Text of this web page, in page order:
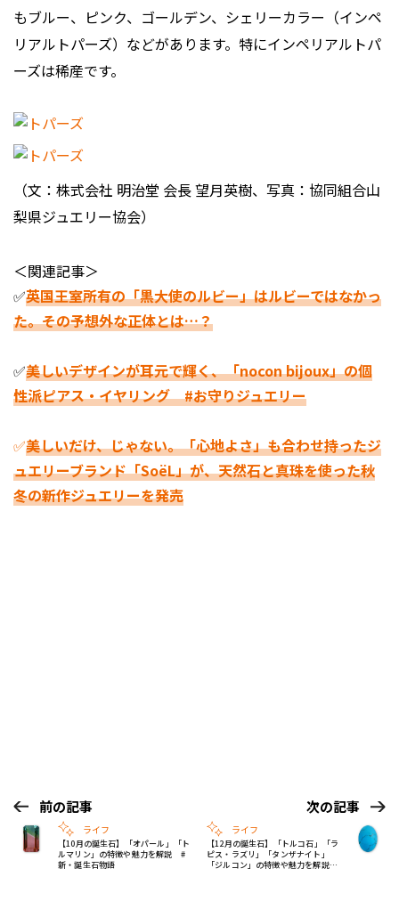
もブルー、ピンク、ゴールデン、シェリーカラー（インペ
リアルトパーズ）などがあります。特にインペリアルトパ
ーズは稀産です。
（文：株式会社 明治堂 会長 望月英樹、写真：協同組合山
梨県ジュエリー協会）
＜関連記事＞
✅英国王室所有の「黒大使のルビー」はルビーではなかっ
た。その予想外な正体とは…？
✅美しいデザインが耳元で輝く、「nocon bijoux」の個
性派ピアス・イヤリング #お守りジュエリー
✅美しいだけ、じゃない。「⼼地よさ」も合わせ持ったジ
ュエリーブランド「SoëL」が、天然⽯と真珠を使った秋
冬の新作ジュエリーを発売
前の記事
ライフ
【10月の誕生石】「オパール」「ト
ルマリン」の特徴や魅力を解説 #
新・誕生石物語
次の記事
ライフ
【12月の誕生石】「トルコ石」「ラ
ピス・ラズリ」「タンザナイト」
「ジルコン」の特徴や魅力を解説